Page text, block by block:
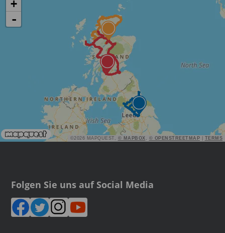
Lassen Sie sich vom Norden Englands bezaubern – auf einer
Autorundreise durch Yorkshire und darüber hinaus.
Route jetzt entdecken
+
-
©2026 MAPQUEST, © MAPBOX , © OPENSTREETMAP TERMS
Folgen Sie uns auf Social Media